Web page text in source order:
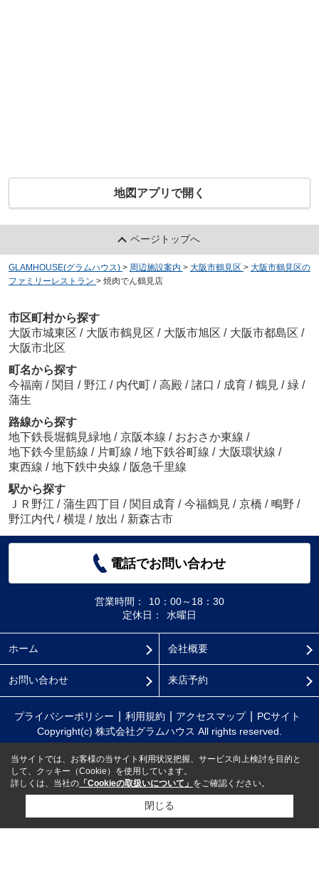
地図アプリで開く
ページトップへ
GLAMHOUSE(グラムハウス) > 周辺施設案内 > 大阪市鶴見区 > 大阪市鶴見区の
ファミリーレストラン > 焼肉でん鶴見店
市区町村から探す
大阪市城東区 / 大阪市鶴見区 / 大阪市旭区 / 大阪市都島区 /
大阪市北区
町名から探す
今福南 / 関目 / 野江 / 内代町 / 高殿 / 諸口 / 成育 / 鶴見 / 緑 /
蒲生
路線から探す
地下鉄長堀鶴見緑地 / 京阪本線 / おおさか東線 /
地下鉄今里筋線 / 片町線 / 地下鉄谷町線 / 大阪環状線 /
東西線 / 地下鉄中央線 / 阪急千里線
駅から探す
ＪＲ野江 / 蒲生四丁目 / 関目成育 / 今福鶴見 / 京橋 / 鴫野 /
野江内代 / 横堤 / 放出 / 新森古市
電話でお問い合わせ
営業時間：
10：00～18：30
定休日：
水曜日
ホーム 会社概要
お問い合わせ 来店予約
プライバシーポリシー 利用規約 アクセスマップ
PCサイト
Copyright(c) 株式会社グラムハウス All rights reserved.
当サイトでは、お客様の当サイト利用状況把握、サービス向上検討を目的と
して、クッキー（Cookie）を使用しています。
詳しくは、当社の 「Cookieの取扱いについて」 をご確認ください。
閉じる